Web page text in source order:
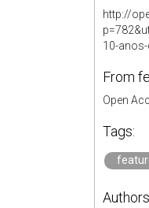
http://
10-
From
Open
Tags: